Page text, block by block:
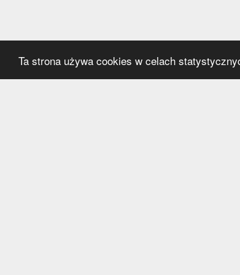
Ta strona używa cookies w celach